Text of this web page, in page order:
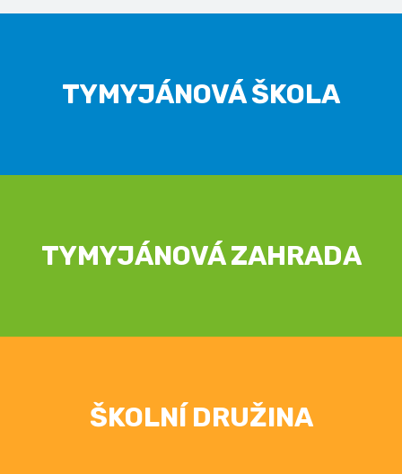
TYMYJÁNOVÁ ŠKOLA
TYMYJÁNOVÁ ZAHRADA
ŠKOLNÍ DRUŽINA